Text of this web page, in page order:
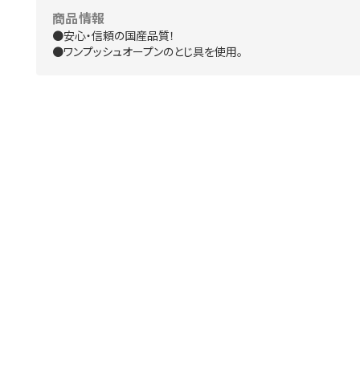
商品情報
●安心・信頼の国産品質！
●ワンプッシュオープンのとじ具を使用。